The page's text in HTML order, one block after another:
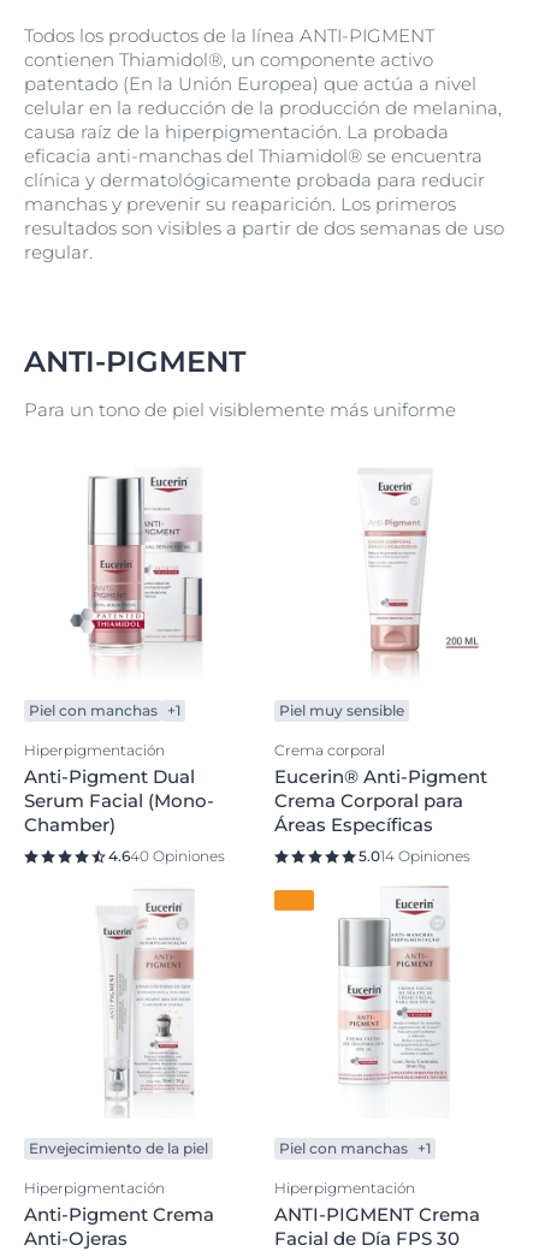
Todos los productos de la línea ANTI-PIGMENT
contienen Thiamidol®, un componente activo
patentado (En la Unión Europea) que actúa a nivel
celular en la reducción de la producción de melanina,
causa raíz de la hiperpigmentación. La probada
eficacia anti-manchas del Thiamidol® se encuentra
clínica y dermatológicamente probada para reducir
manchas y prevenir su reaparición. Los primeros
resultados son visibles a partir de dos semanas de uso
regular.
ANTI-PIGMENT
Para un tono de piel visiblemente más uniforme
Piel con manchas +1
Hiperpigmentación
Anti-Pigment Dual
Serum Facial (Mono-
Chamber)
4.640 Opiniones
Piel muy sensible
Crema corporal
Eucerin® Anti-Pigment
Crema Corporal para
Áreas Específicas
5.014 Opiniones
Envejecimiento de la piel
Hiperpigmentación
Anti-Pigment Crema
Anti-Ojeras
Piel con manchas +1
Hiperpigmentación
ANTI-PIGMENT Crema
Facial de Día FPS 30